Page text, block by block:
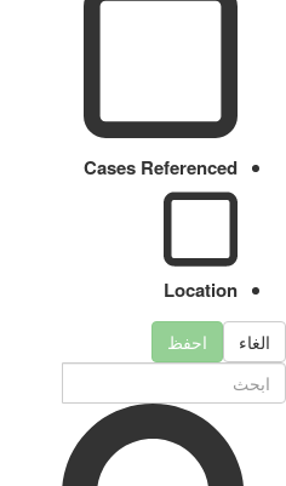
Cases Referenced
Location
الغاء احفظ